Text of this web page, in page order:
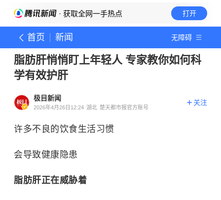
· 获取全网一手热点 打开
首页 新闻 无障碍
脂肪肝悄悄盯上年轻人 专家教你如何科
学有效护肝
极目新闻
2026年4月26日12:24 湖北 楚天都市报官方账号
关注
许多不良的饮食生活习惯
会导致健康隐患
脂肪肝正在威胁着